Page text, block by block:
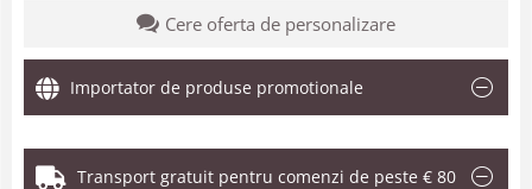
Cere oferta de personalizare
Importator de produse promotionale
Transport gratuit pentru comenzi de peste € 80